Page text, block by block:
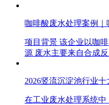
咖啡酸废水处理案例
项目背景 该企业以咖
源 废水主要来自合成
2026竖流沉淀池行业
在工业废水处理系统